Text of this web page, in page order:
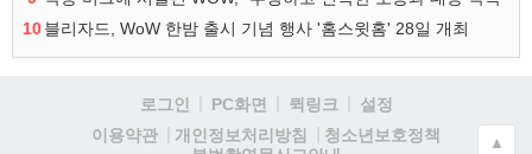
10블리자드, WoW 한밤 출시 기념 행사 '홈스윗홈' 28일 개최
로그인 PC화면 퀵링크
설정
이용약관
개인정보처리방침
청소년보호정책
▲